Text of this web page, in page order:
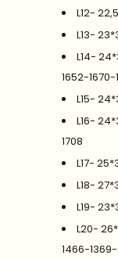
L12-
L13-
L14-
1652-1670-
L15-
L16-
1708
L17-
L18-
L19-
L20-
1466-